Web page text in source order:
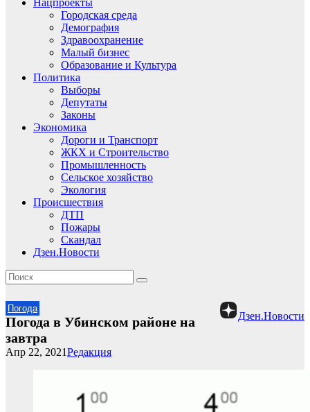
Нацпроекты
Городская среда
Демография
Здравоохранение
Малый бизнес
Образование и Культура
Политика
Выборы
Депутаты
Законы
Экономика
Дороги и Транспорт
ЖКХ и Строительство
Промышленность
Сельское хозяйство
Экология
Происшествия
ДТП
Пожары
Скандал
Дзен.Новости
Погода
Дзен.Новости
Погода в Убинском районе на
завтра
Редакция
Апр 22, 2021